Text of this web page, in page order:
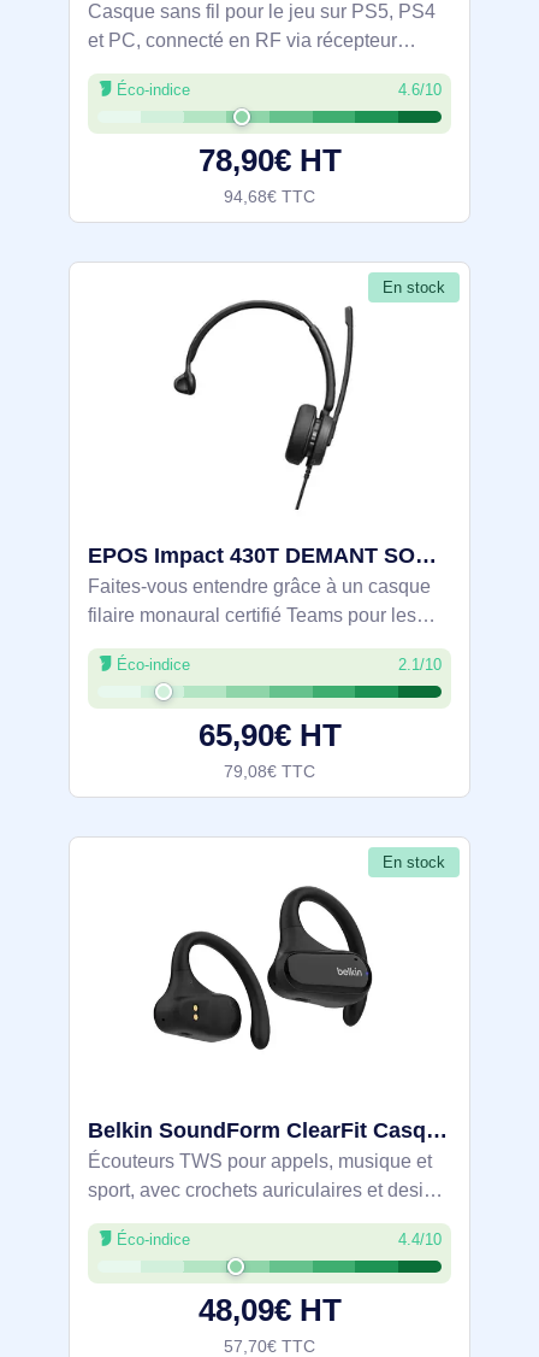
Casque sans fil pour le jeu sur PS5, PS4
et PC, connecté en RF via récepteur
USB‑A jusqu’à 12 m. Transducteurs 40
mm, réponse 20-20000 Hz et conception
circum-aurale, micro perche
unidirectionnel
Éco-indice 4.6/10
78,90€ HT
94,68€ TTC
En stock
EPOS Impact 430T DEMANT SOUND - 1001254
Faites-vous entendre grâce à un casque
filaire monaural certifié Teams pour les
travailleurs hybrides offrant un bon rapport
qualité-prix. La technologie avancée de
filtrage du bruit transmet votre
Éco-indice 2.1/10
65,90€ HT
79,08€ TTC
En stock
Belkin SoundForm ClearFit Casque True Wireless Stereo (TWS) Crochets auriculaires Appels/Musique/Spo - AUC013CTBK
Écouteurs TWS pour appels, musique et
sport, avec crochets auriculaires et design
ouvert pour un port prolongé. ENC et 4
micros pour des conversations plus nettes.
Bluetooth 5.3, portée 10 m.
Éco-indice 4.4/10
48,09€ HT
57,70€ TTC